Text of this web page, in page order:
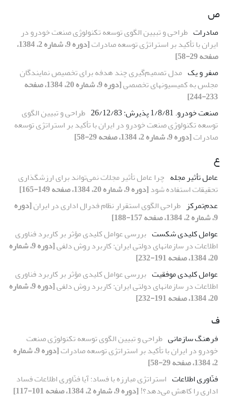
ص
صادرات طراحی و تبیین الگوی توسعه تکنولوژی صنعت خودرو در
ایران با تأکید بر استراتژی توسعه صادرات
[دوره 9، شماره 2، 1384،
صفحه 29-58]
صفر و یک مدل تصمیم‌گیری چند هدفه برای تخصیص نمایندگان
مجلس به کمیسیونهای تخصصی
[دوره 9، شماره 20، 1384، صفحه
233-244]
صنعت خودرو. 1/8/81 پذیرش: 26/12/83
طراحی و تبیین الگوی
توسعه تکنولوژی صنعت خودرو در ایران با تأکید بر استراتژی توسعه
صادرات[دوره 9، شماره 2، 1384، صفحه 29-58]
ع
عامل تأثیر مجله چرا عامل تأثیر مجلات نمی‌تواند برای ارزشگذاری
تحقیقات استفاده شود[دوره 9، شماره 20، 1384، صفحه 149-165]
عدم‌تمرکز طراحی الگوی استقرار نظام فدرال اداری در ایران[دوره
9، شماره 2، 1384، صفحه 157-188]
عوامل کلیدی شکست بررسی عوامل کلیدی مؤثر بر کاربرد فناوری
اطلاعات در سازمانهای دولتی ایران: کاربرد روش دلفی
[دوره 9، شماره
20، 1384، صفحه 191-232]
عوامل کلیدی موفقیت بررسی عوامل کلیدی مؤثر بر کاربرد فناوری
اطلاعات در سازمانهای دولتی ایران: کاربرد روش دلفی
[دوره 9، شماره
20، 1384، صفحه 191-232]
ف
فرهنگ سازمانی طراحی و تبیین الگوی توسعه تکنولوژی صنعت
خودرو در ایران با تأکید بر استراتژی توسعه صادرات
[دوره 9، شماره
2، 1384، صفحه 29-58]
فنّاوری اطلاعات استراتژی مبارزه با فساد: آیا فنّاوری اطلاعات فساد
اداری را کاهش می‌دهد؟! [دوره 9، شماره 2، 1384، صفحه 101-117]